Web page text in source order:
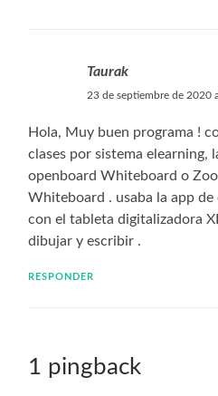
Taurak
23 de septiembre de 2020
Hola, Muy buen programa !
clases por sistema elearning,
openboard Whiteboard o
Whiteboard . usaba la app
con el tableta digitalizadora
dibujar y escribir .
RESPONDER
1 pingback